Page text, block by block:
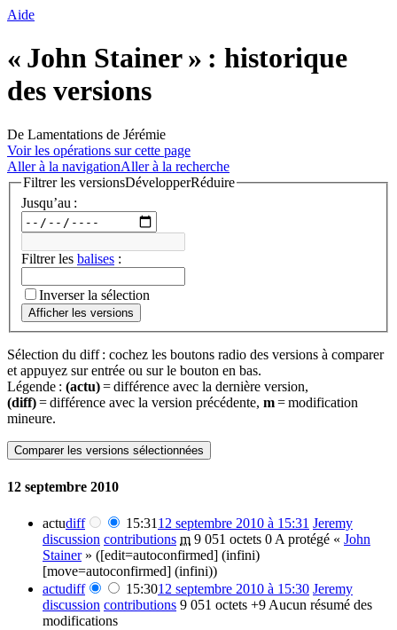
Aide
« John Stainer » : historique
des versions
De Lamentations de Jérémie
Voir les opérations sur cette page
Aller à la navigationAller à la recherche
Filtrer les versionsDévelopperRéduire
Jusqu’au :
Filtrer les balises :
Inverser la sélection
Afficher les versions
Sélection du diff : cochez les boutons radio des versions à comparer
et appuyez sur entrée ou sur le bouton en bas.
Légende : (actu)= différence avec la dernière version,
(diff)= différence avec la version précédente, m= modification
mineure.
12 septembre 2010
actudiff 15:31 12 septembre 2010 à 15:31 Jeremy
discussion contributions m 9 051 octets 0 A protégé « John
Stainer» ([edit=autoconfirmed] (infini)
[move=autoconfirmed] (infini))
actudiff 15:3012 septembre 2010 à 15:30 Jeremy
discussion contributions 9 051 octets +9 Aucun résumé des
modifications